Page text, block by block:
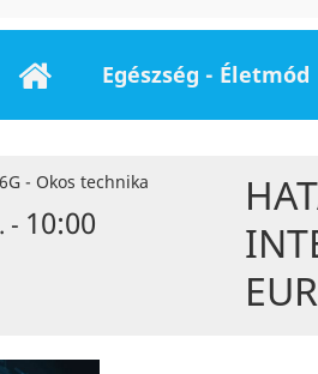
Egészség - Életmód
- Okos technika
- 10:00